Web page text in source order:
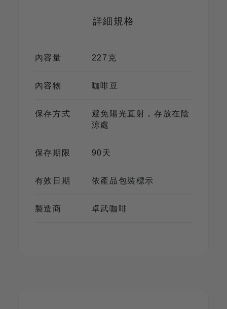
詳細規格
內容量 227克
內容物 咖啡豆
保存方式
避免陽光直射，存放在陰
涼處
保存期限 90天
有效日期 依產品包裝標示
製造商 卓武咖啡